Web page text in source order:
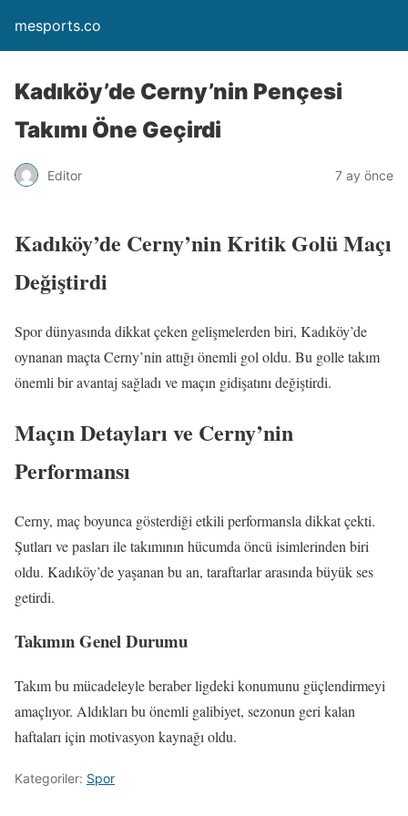
mesports.co
Kadıköy’de Cerny’nin Pençesi
Takımı Öne Geçirdi
Editor 7 ay önce
Kadıköy’de Cerny’nin Kritik Golü Maçı
Değiştirdi
Spor dünyasında dikkat çeken gelişmelerden biri, Kadıköy’de
oynanan maçta Cerny’nin attığı önemli gol oldu. Bu golle takım
önemli bir avantaj sağladı ve maçın gidişatını değiştirdi.
Maçın Detayları ve Cerny’nin
Performansı
Cerny, maç boyunca gösterdiği etkili performansla dikkat çekti.
Şutları ve pasları ile takımının hücumda öncü isimlerinden biri
oldu. Kadıköy’de yaşanan bu an, taraftarlar arasında büyük ses
getirdi.
Takımın Genel Durumu
Takım bu mücadeleyle beraber ligdeki konumunu güçlendirmeyi
amaçlıyor. Aldıkları bu önemli galibiyet, sezonun geri kalan
haftaları için motivasyon kaynağı oldu.
Kategoriler: Spor